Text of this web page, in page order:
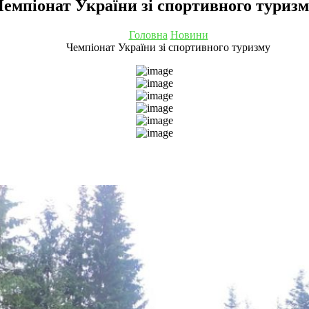
України зі спортивного
Головна Новини
Чемпіонат України зі спортивного туризму